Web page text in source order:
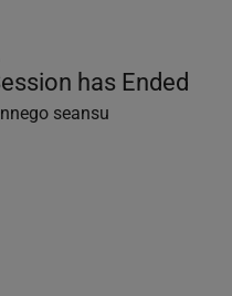
has Ended
seansu